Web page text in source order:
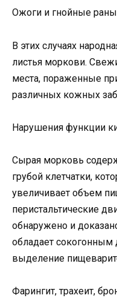
Ожоги и гнойные раны
В этих случаях
листья моркови.
места, пораженные
различных кожных
Нарушения функции
Сырая морковь
грубой клетчатки,
увеличивает объем
перистальтические
обнаружено и
обладает сокогонным
выделение
Фарингит, трахеит,